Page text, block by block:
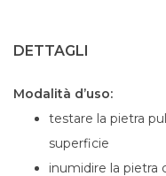
DETTAGLI
Modalità d’uso:
testare la pietra
superficie
inumidire la pietra